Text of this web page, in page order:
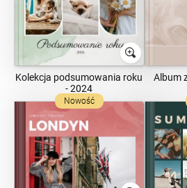
Kolekcja podsumowania roku
- 2024
Album
Nowość